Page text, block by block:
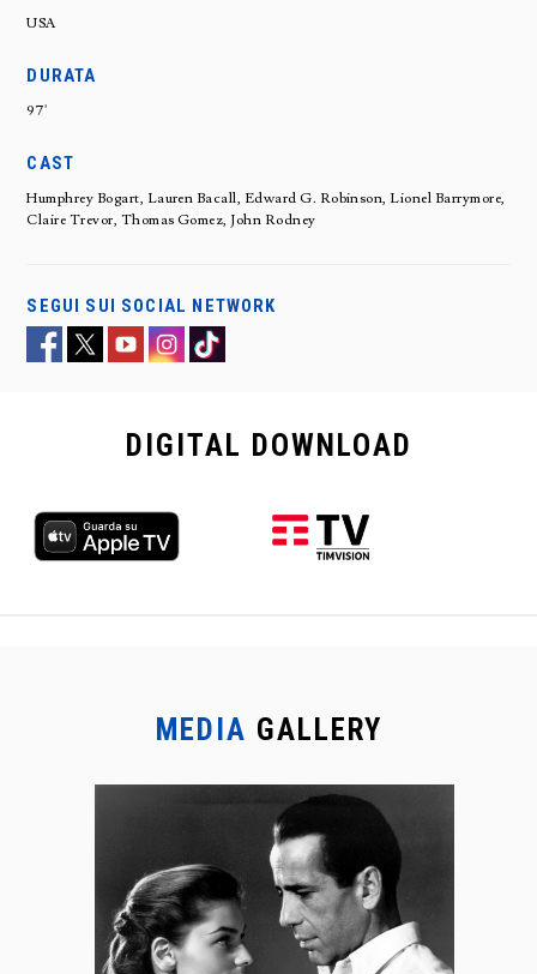
USA
DURATA
97'
CAST
Humphrey Bogart, Lauren Bacall, Edward G. Robinson, Lionel Barrymore,
Claire Trevor, Thomas Gomez, John Rodney
SEGUI SUI SOCIAL NETWORK
DIGITAL DOWNLOAD
MEDIA GALLERY